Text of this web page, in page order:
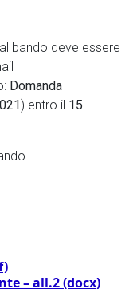
bando deve essere
Domanda
) entro il 15
– all.2 (docx)